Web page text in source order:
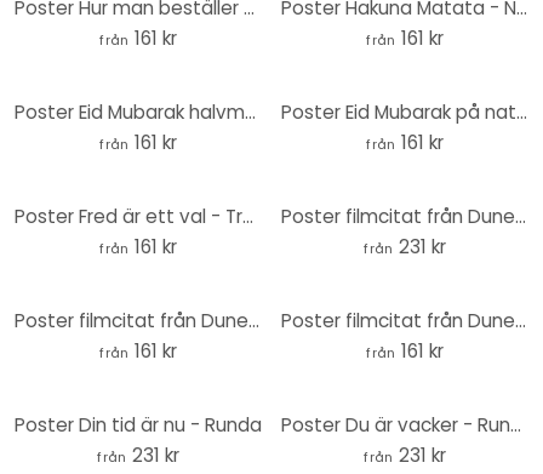
Poster Hur man beställer en öl runt om i världen
från 161 kr
Poster Hakuna Matata - Neonljus
från 161 kr
Poster Eid Mubarak halvmåne
från 161 kr
Poster Eid Mubarak på natten
från 161 kr
Poster Fred är ett val - Treechild
från 161 kr
Poster filmcitat från Dune - Fear is the mind killer - Round
från 231 kr
Poster filmcitat från Dune - Rädsla är den som dödar hjärnan
från 161 kr
Poster filmcitat från Dune - The Sleeper must awaken
från 161 kr
Poster Din tid är nu - Runda
från 231 kr
Poster Du är vacker - Runda
från 231 kr